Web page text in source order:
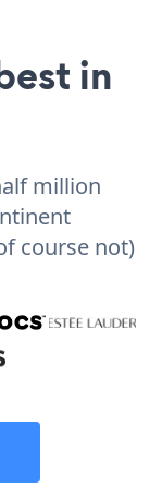
in
million
course not)